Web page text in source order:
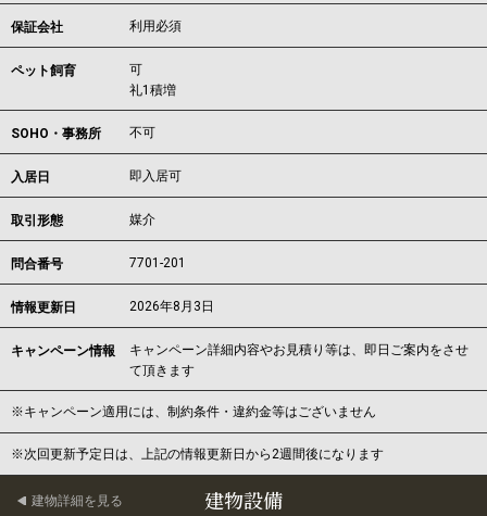
保証会社 利用必須
ペット飼育
可
礼1積増
SOHO・事務所 不可
入居日 即入居可
取引形態 媒介
問合番号 7701-201
情報更新日 2026年8月3日
キャンペーン情報
キャンペーン詳細内容やお見積り等は、即日ご案内をさせ
て頂きます
※キャンペーン適用には、制約条件・違約金等はございません
※次回更新予定日は、上記の情報更新日から2週間後になります
建物設備
建物詳細を見る